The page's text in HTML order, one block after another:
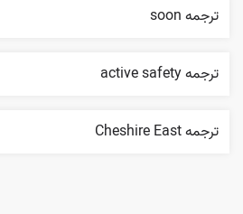
ترجمه soon
ترجمه active safety
ترجمه Cheshire East